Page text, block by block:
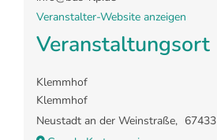
Veranstaltungsort
Klemmhof
Klemmhof
Neustadt an der Weinstraße, 67433
Veranstalter-Website anzeigen